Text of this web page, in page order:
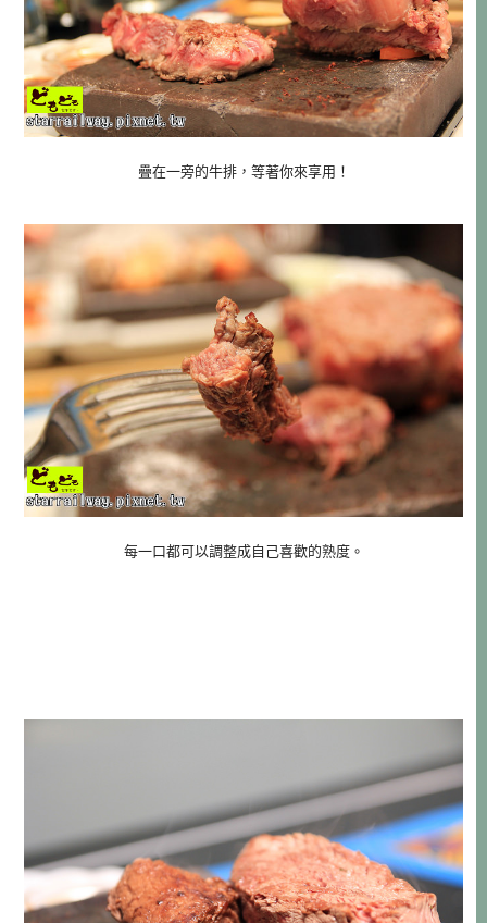
疊在一旁的牛排，等著你來享用！
每一口都可以調整成自己喜歡的熟度。